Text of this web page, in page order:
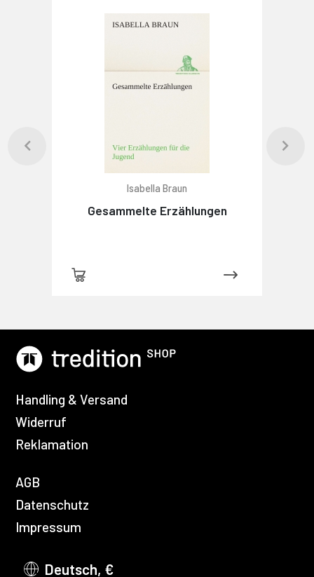
Isabella Braun
Gesammelte Erzählungen
Handling & Versand
Widerruf
Reklamation
AGB
Datenschutz
Impressum
Deutsch, €